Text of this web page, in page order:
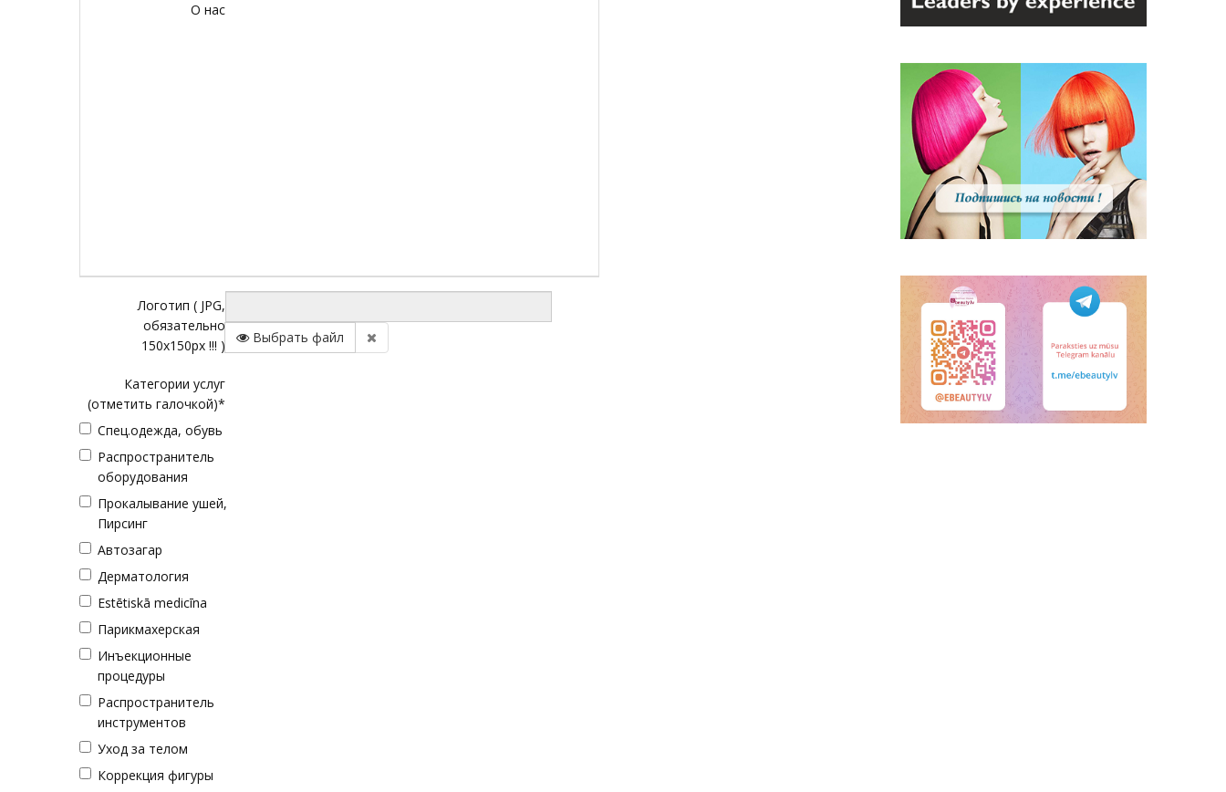
О нас
Логотип ( JPG,
обязательно
150х150рх !!! )
Выбрать файл
Категории услуг
(отметить галочкой)*
Спец.одежда, обувь
Распространитель
оборудования
Прокалывание ушей,
Пирсинг
Автозагар
Дерматология
Estētiskā medicīna
Парикмахерская
Инъекционные
процедуры
Распространитель
инструментов
Уход за телом
Коррекция фигуры